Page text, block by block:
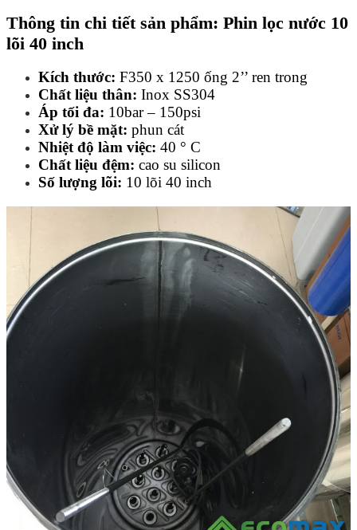
Thông tin chi tiết sản phẩm: Phin lọc nước 10
lõi 40 inch
Kích thước: F350 x 1250 ống 2’’ ren trong
Chất liệu thân: Inox SS304
Áp tối đa: 10bar – 150psi
Xử lý bề mặt: phun cát
Nhiệt độ làm việc: 40 ° C
Chất liệu đệm: cao su silicon
Số lượng lõi: 10 lõi 40 inch